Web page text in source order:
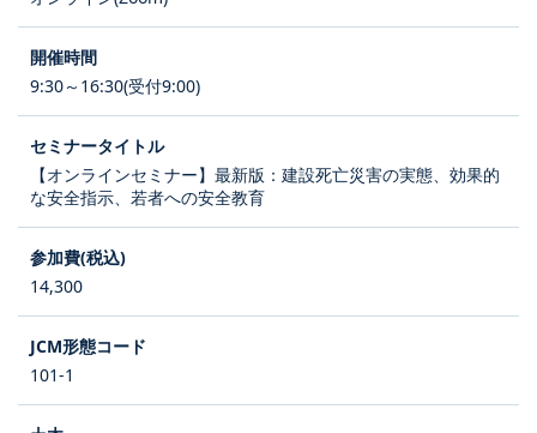
9:30～16:30(受付9:00)
【オンラインセミナー】最新版：建設死亡災害の実態、効果的
な安全指示、若者への安全教育
14,300
101-1